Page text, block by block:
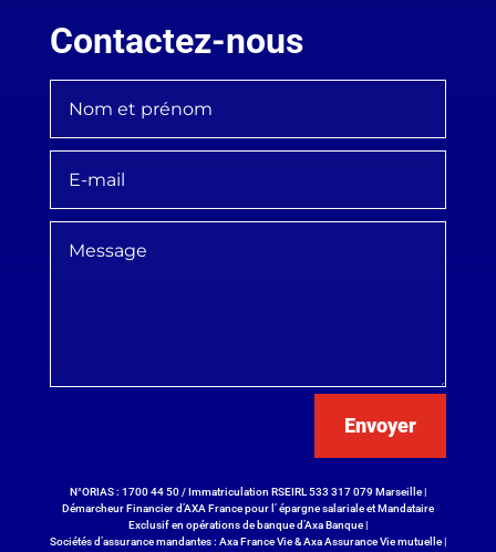
Contactez-nous
Envoyer
N°ORIAS : 1700 44 50 / Immatriculation RSEIRL 533 317 079 Marseille |
Démarcheur Financier d’AXA France pour l’ épargne salariale et Mandataire
Exclusif en opérations de banque d’Axa Banque |
Sociétés d’assurance mandantes : Axa France Vie & Axa Assurance Vie mutuelle |